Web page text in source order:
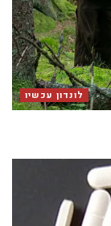
לונדון עכשיו